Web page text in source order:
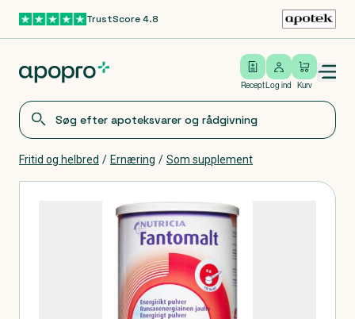
Gå til hovedindholdTrustScore 4.8
Recept
Log ind
Log ind Kurv
Open/close menu
Fritid og helbred / Ernæring / Som supplement